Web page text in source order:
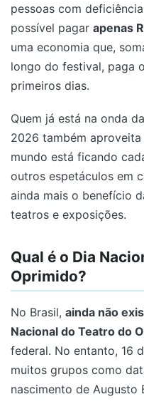
pessoas com
possível pagar apenas
uma economia que,
longo do festival, paga
primeiros dias.
Quem já está na onda
2026 também
mundo está ficando
outros espetáculos em
ainda mais o benefício
teatros e exposições.
Qual é o Dia
Oprimido?
No Brasil, ainda não
Nacional do Teatro do
federal. No entanto, 16
muitos grupos como
nascimento de Augusto